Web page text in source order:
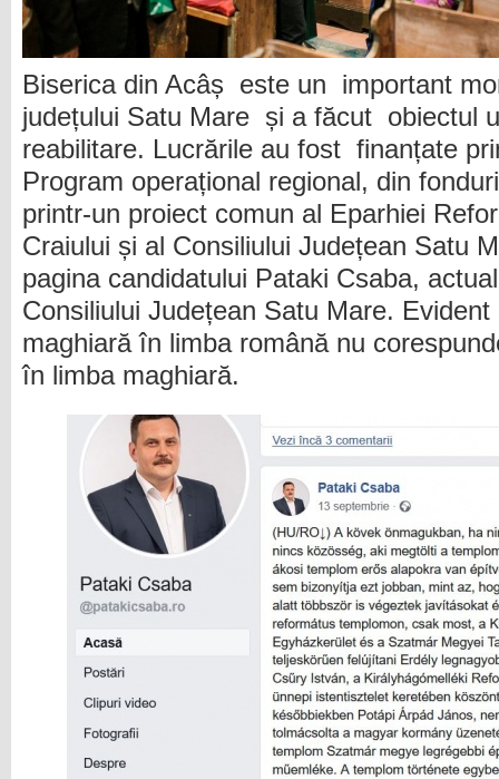
Biserica din Acâș este un important
județului Satu Mare și a făcut obiectul
reabilitare. Lucrările au fost finanțate
Program operațional regional, din
printr-un proiect comun al Eparhiei
Craiului și al Consiliului Județean Satu
pagina candidatului Pataki Csaba,
Consiliului Județean Satu Mare.
maghiară în limba română nu
în limba maghiară.